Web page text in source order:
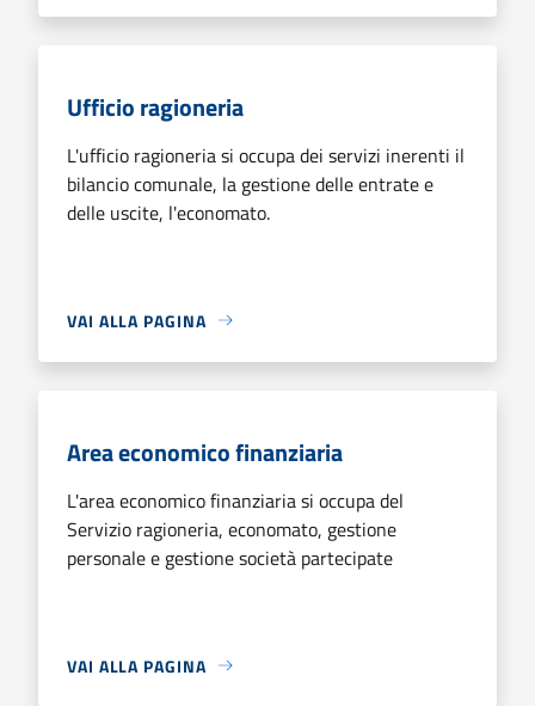
Ufficio ragioneria
L'ufficio ragioneria si occupa dei servizi inerenti il
bilancio comunale, la gestione delle entrate e
delle uscite, l'economato.
VAI ALLA PAGINA
Area economico finanziaria
L'area economico finanziaria si occupa del
Servizio ragioneria, economato, gestione
personale e gestione società partecipate
VAI ALLA PAGINA